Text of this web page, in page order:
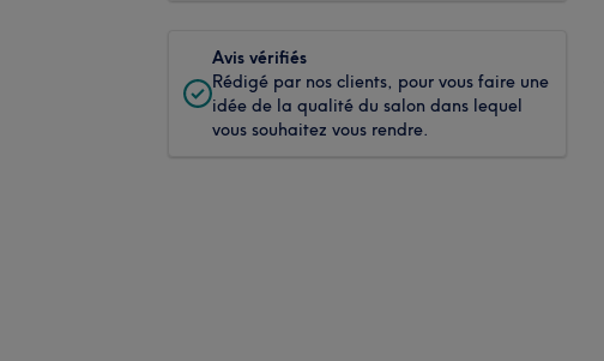
Avis vérifiés
Rédigé par nos clients, pour vous faire une
idée de la qualité du salon dans lequel
vous souhaitez vous rendre.